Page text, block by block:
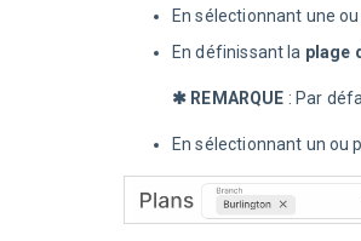
En sélectionnant une
En définissant la plage
✱ REMARQUE : Par
En sélectionnant un ou